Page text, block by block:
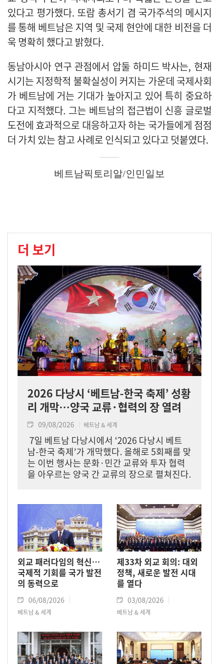
있다고 평가했다. 또람 총서기 겸 국가주석의 메시지
를 통해 베트남은 지역 및 국제 현안에 대한 비전을 더
욱 명확히 했다고 밝혔다.
동남아시아 연구 관점에서 압둘 하미드 박사는, 현재
시기는 지정학적 불확실성이 커지는 가운데 국제사회
가 베트남에 거는 기대가 높아지고 있어 특히 중요하
다고 지적했다. 그는 베트남의 접근법이 신흥 글로벌
도전에 효과적으로 대응하고자 하는 국가들에게 점점
더 가치 있는 참고 사례로 인식되고 있다고 덧붙였다.
베트남픽토리알/인민일보
더 보기
2026 다낭시 ‘베트남-한국 축제’ 성황
리 개막…양국 교류·협력의 장 열려
09/08/2026 베트남 & 세계
7일 베트남 다낭시에서 ‘2026 다낭시 베트
남-한국 축제’가 개막했다. 올해로 5회째를 맞
는 이번 행사는 문화·민간 교류와 투자 협력
을 아우르는 양국 간 교류의 장으로 펼쳐진다.
외교 패러다임의 혁신…
국제적 기회를 국가 발전
의 동력으로
06/08/2026
베트남 & 세계
제33차 외교 회의: 대외
정책, 새로운 발전 시대
를 열다
03/08/2026
베트남 & 세계